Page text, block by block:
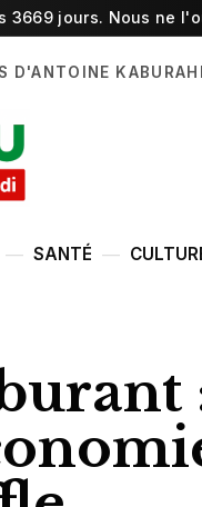
3669 jours. Nous ne
D'ANTOINE
SANTÉ